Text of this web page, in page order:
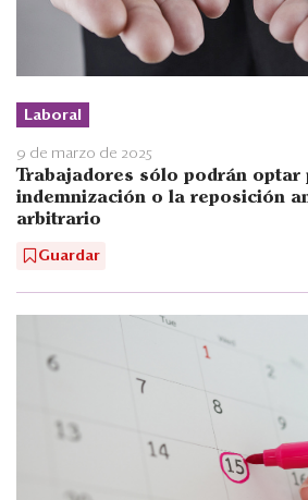
Laboral
9 de marzo de 2025
Trabajadores sólo podrán optar
indemnización o la reposición
arbitrario
Guardar